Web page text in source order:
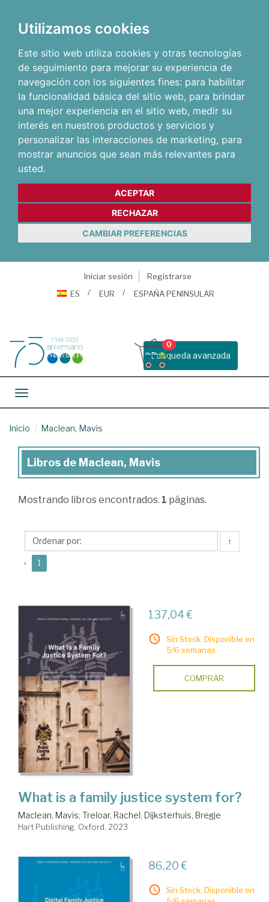
Utilizamos cookies
Este sitio web utiliza cookies y otras tecnologías
de seguimiento para mejorar su experiencia de
navegación con los siguientes fines: para habilitar
la funcionalidad básica del sitio web, para brindar
una mejor experiencia en el sitio web, medir su
interés en nuestros productos y servicios y
personalizar las interacciones de marketing, para
mostrar anuncios que sean más relevantes para
usted.
ACEPTAR
RECHAZAR
CAMBIAR PREFERENCIAS
Iniciar sesión
Registrarse
ES
EUR ESPAÑA PENINSULAR
Busqueda avanzada
0
Toggle navigation
Inicio Maclean, Mavis
Libros
Maclean,
Libros de Maclean, Mavis
Mostrando libros encontrados. 1 páginas.
↑
« 1
137,04 €
Sin Stock. Disponible en
5/6 semanas.
COMPRAR
What is a family justice system for?
Maclean, Mavis; Treloar, Rachel; Dijksterhuis, Bregje
Hart Publishing. Oxford, 2023
86,20 €
Sin Stock. Disponible en